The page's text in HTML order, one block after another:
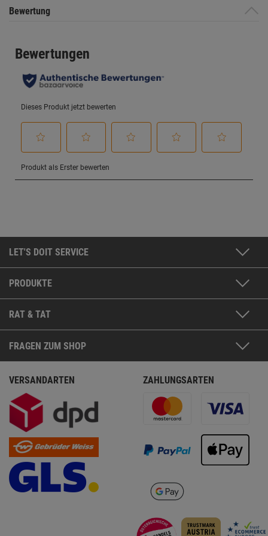
Bewertung
LET'S DOIT SERVICE
PRODUKTE
RAT & TAT
FRAGEN ZUM SHOP
VERSANDARTEN ZAHLUNGSARTEN